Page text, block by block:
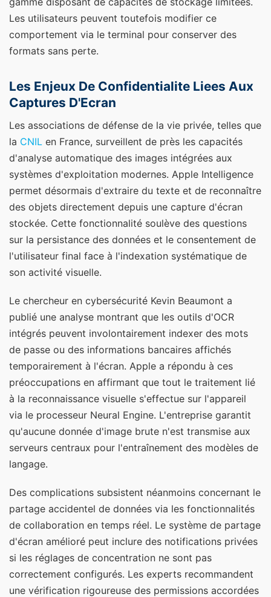
Les utilisateurs peuvent toutefois modifier ce
comportement via le terminal pour conserver des
formats sans perte.
Les Enjeux De Confidentialite Liees Aux
Captures D'Ecran
Les associations de défense de la vie privée, telles que
la CNIL en France, surveillent de près les capacités
d'analyse automatique des images intégrées aux
systèmes d'exploitation modernes. Apple Intelligence
permet désormais d'extraire du texte et de reconnaître
des objets directement depuis une capture d'écran
stockée. Cette fonctionnalité soulève des questions
sur la persistance des données et le consentement de
l'utilisateur final face à l'indexation systématique de
son activité visuelle.
Le chercheur en cybersécurité Kevin Beaumont a
publié une analyse montrant que les outils d'OCR
intégrés peuvent involontairement indexer des mots
de passe ou des informations bancaires affichés
temporairement à l'écran. Apple a répondu à ces
préoccupations en affirmant que tout le traitement lié
à la reconnaissance visuelle s'effectue sur l'appareil
via le processeur Neural Engine. L'entreprise garantit
qu'aucune donnée d'image brute n'est transmise aux
serveurs centraux pour l'entraînement des modèles de
langage.
Des complications subsistent néanmoins concernant le
partage accidentel de données via les fonctionnalités
de collaboration en temps réel. Le système de partage
d'écran amélioré peut inclure des notifications privées
si les réglages de concentration ne sont pas
correctement configurés. Les experts recommandent
une vérification rigoureuse des permissions accordées